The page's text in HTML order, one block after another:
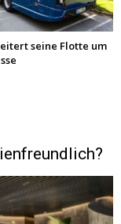
seine Flotte um